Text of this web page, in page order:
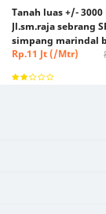
Tanah luas +/-
Jl.sm.raja sebrang
simpang marindal
Rp.11 Jt (/Mtr)